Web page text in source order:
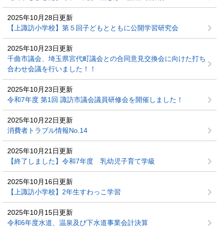
2025年10月28日更新
【上諏訪小学校】第５回子どもとともに公開学習研究会
2025年10月23日更新
千曲市議会、埼玉県宮代町議会との合同意見交換会に向けた打ち
合わせ会議を行いました！！
2025年10月23日更新
令和7年度 第1回 諏訪市議会議員研修会を開催しました！
2025年10月22日更新
消費者トラブル情報No.14
2025年10月21日更新
【終了しました】令和7年度 乳幼児子育て学級
2025年10月16日更新
【上諏訪小学校】2年生すわっこ学習
2025年10月15日更新
令和6年度水道、温泉及び下水道事業会計決算